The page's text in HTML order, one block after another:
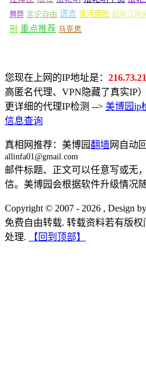
舞弊 言论自由 谎言 贪污腐败 起诉江泽
刑 重点推荐 马克思
您现在上网的IP地址是：
高匿名代理、VPN隐藏了真实IP）
更详细的代理IP检测 --> 美博园ip
信息查询
真相网推荐：美博园翻墙网自动
allinfa01@gmail.com
邮件标题、正文可以任意写或无
信。美博园会根据软件升级情况
Copyright © 2007 - 2026 , Design
免费自由转载. 转载资料若有版
处理.
【回到顶部】